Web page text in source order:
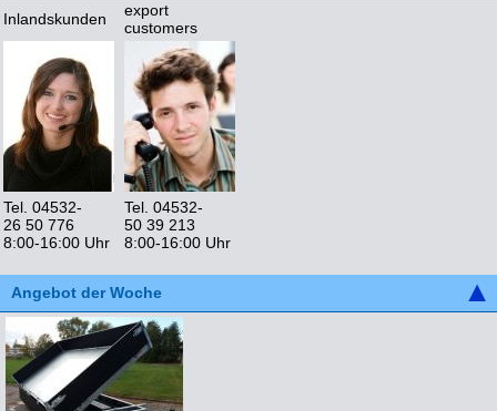
Inlandskunden
export
customers
Tel. 04532-
26 50 776
8:00-16:00 Uhr
Tel. 04532-
50 39 213
8:00-16:00 Uhr
Angebot der Woche